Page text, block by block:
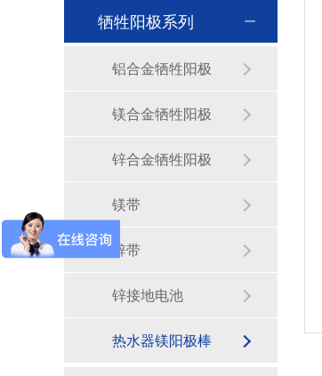
牺牲阳极系列
铝合金牺牲阳极
镁合金牺牲阳极
锌合金牺牲阳极
镁带
锌带
锌接地电池
热水器镁阳极棒